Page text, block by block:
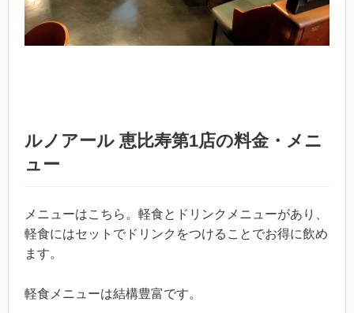
ルノアール 恵比寿第1店の料金・メニ
ュー
メニューはこちら。軽食とドリンクメニューがあり、
軽食にはセットでドリンクをつけることでお得に飲め
ます。
軽食メニューは結構豊富です。